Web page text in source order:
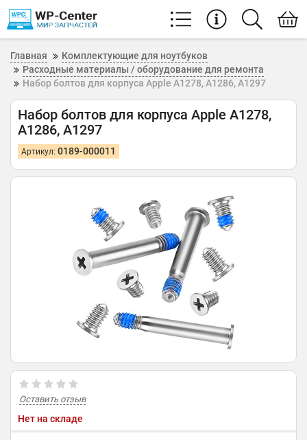
Главная
Комплектующие для ноутбуков
Расходные материалы / оборудование для ремонта
Набор болтов для корпуса Apple A1278, A1286, A1297
Набор болтов для корпуса Apple A1278,
A1286, A1297
Артикул: 0189-000011
Оставить отзыв
Нет на складе